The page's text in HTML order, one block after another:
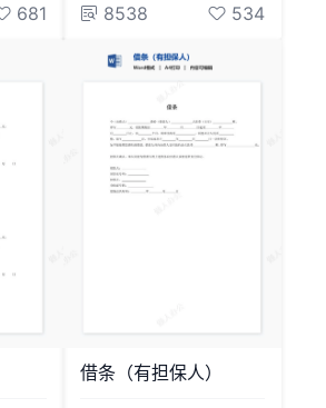
681 8538 534
借条（有担保人）